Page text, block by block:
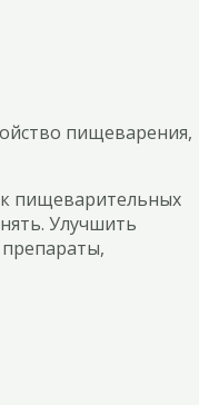
пищеварения,
пищеварительных
Улучшить